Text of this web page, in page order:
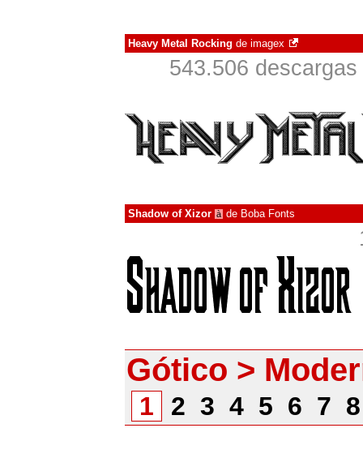
Heavy Metal Rocking de imagex
543.506
Shadow of Xizor à de Boba Fonts
Gótico >
1 2 3 4 5 6 7